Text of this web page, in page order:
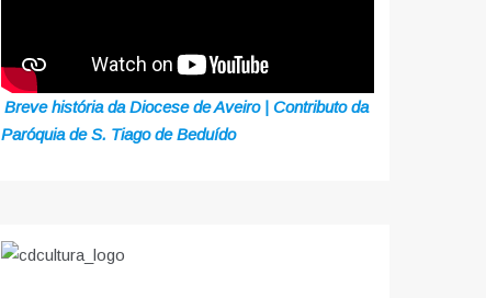
Breve história da Diocese de Aveiro | Contributo da
Paróquia de S. Tiago de Beduído